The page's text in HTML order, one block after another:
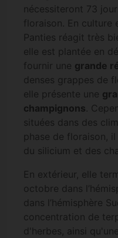
nécessiteront 73
floraison. En culture
Panties réagit très
elle est plantée en
fournir une grande
denses grappes de
elle présente une
champignons.
situées dans des
phase de floraison,
du silicium et des
En extérieur, elle
octobre dans
dans l’hémisphère
concentration de
d'herbes, ainsi qu'une